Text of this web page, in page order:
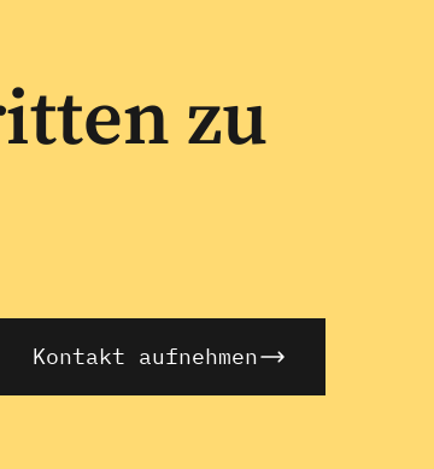
zu
Kontakt aufnehmen